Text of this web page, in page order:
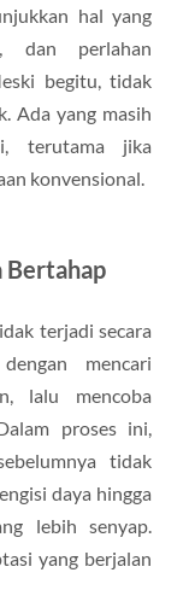
hal yang
dan perlahan
begitu, tidak
Ada yang masih
terutama jika
konvensional.
Bertahap
terjadi secara
mencari
lalu mencoba
proses ini,
tidak
daya hingga
lebih senyap.
yang berjalan